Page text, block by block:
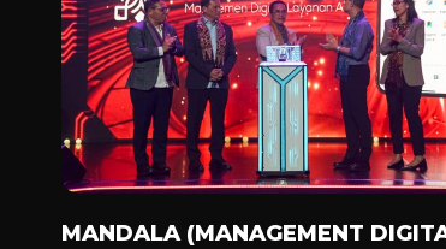
MANDALA (MANAGEMENT